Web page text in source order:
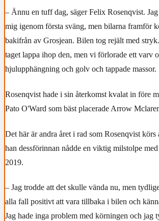
– Ännu en tuff dag, säger Felix Rosenqvist.
mig igenom första sväng, men bilarna framför
bakifrån av Grosjean. Bilen tog rejält med
taget lappa ihop den, men vi förlorade ett varv
hjulupphängning och golv och tappade massor.
Rosenqvist hade i sin återkomst kvalat in före
Pato O'Ward som bäst placerade Arrow
Det här är andra året i rad som Rosenqvist
han dessförinnan nådde en viktig milstolpe
2019.
– Jag trodde att det skulle vända nu, men
alla fall positivt att vara tillbaka i bilen och
Jag hade inga problem med körningen och